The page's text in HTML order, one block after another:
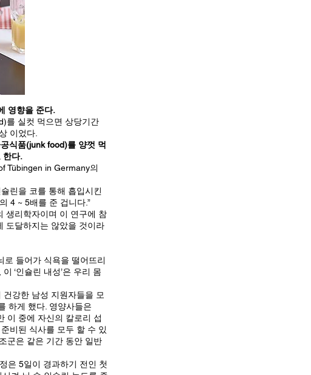
영향을 준다.
를 실컷 먹으면 상당기간
이었다.
식품(junk food)를 양껏 먹
한다.
Tübingen in Germany의
린을 코를 통해 흡입시킨
4 ~ 5배를 준 겁니다.”
생리학자이며 이 연구에 참
도달하지는 않았을 것이라
로 들어가 식욕을 떨어뜨리
‘인슐린 내성’은 우리 몸
강한 남성 지원자들을 모
하게 했다. 영양사들은
이 중에 자신의 칼로리 섭
비된 식사를 모두 할 수 있
군은 같은 기간 동안 일반
정은 5일이 경과하기 전인 첫